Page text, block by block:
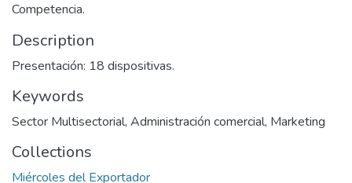
Competencia.
Description
Presentación: 18 dispositivas.
Keywords
Sector Multisectorial, Administración comercial, Marketing
Collections
Miércoles del Exportador